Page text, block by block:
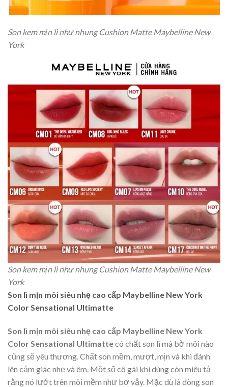
Son kem mịn lì như nhung Cushion Matte Maybelline New
York
Son kem mịn lì như nhung Cushion Matte Maybelline New
York
Son lì mịn môi siêu nhẹ cao cấp Maybelline New York
Color Sensational Ultimatte
Son lì mịn môi siêu nhẹ cao cấp Maybelline New York
Color Sensational Ultimattecó chất son lì mà bờ môi nào
cũng sẽ yêu thương. Chất son mềm, mượt, mịn và khi đánh
lên cảm giác nhẹ và êm. Một số cô gái khi dùng còn miêu tả
rằng nó lướt trên môi mềm như bơ vậy. Mặc dù là dòng son